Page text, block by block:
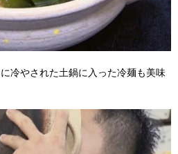
冷やされた土鍋に入った冷麺も美味